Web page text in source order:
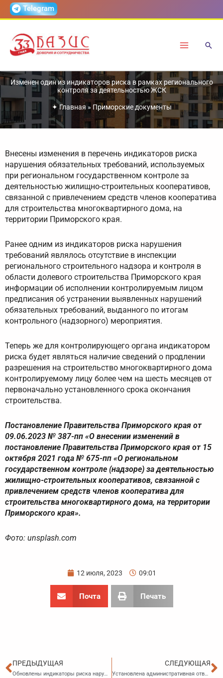
ПерейтиTelegram
Изменен один из индикаторов риска в рамках регионального
контроля за деятельностью ЖСК
✦ Главная » Приморские документы
Внесены изменения в перечень индикаторов риска
нарушения обязательных требований, используемых
при региональном государственном контроле за
деятельностью жилищно-строительных кооперативов,
связанной с привлечением средств членов кооператива
для строительства многоквартирного дома, на
территории Приморского края.
Ранее одним из индикаторов риска нарушения
требований являлось отсутствие в инспекции
регионального строительного надзора и контроля в
области долевого строительства Приморского края
информации об исполнении контролируемым лицом
предписания об устранении выявленных нарушений
обязательных требований, выданного по итогам
контрольного (надзорного) мероприятия.
Теперь же для контролирующего органа индикатором
риска будет являться наличие сведений о продлении
разрешения на строительство многоквартирного дома
контролируемому лицу более чем на шесть месяцев от
первоначально установленного срока окончания
строительства.
Постановление Правительства Приморского края от
09.06.2023 № 387-пп «О внесении изменений в
постановление Правительства Приморского края от 15
октября 2021 года № 675-пп «О региональном
государственном контроле (надзоре) за деятельностью
жилищно-строительных кооперативов, связанной с
привлечением средств членов кооператива для
строительства многоквартирного дома, на территории
Приморского края».
Фото: unsplash.com
12 июля, 2023 09:01
Почта Печать
Пред
ПРЕДЫДУЩАЯ
Обновлены индикаторы риска нарушения обязательных требований к деятельности застройщиков
СЛЕДУЮЩАЯ
Установлена административная ответственность за непредставление отчёта о выбросах парниковых газов